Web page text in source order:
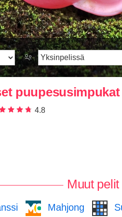
puupesusimpukat
4.8
Muut pelit
Mahjong